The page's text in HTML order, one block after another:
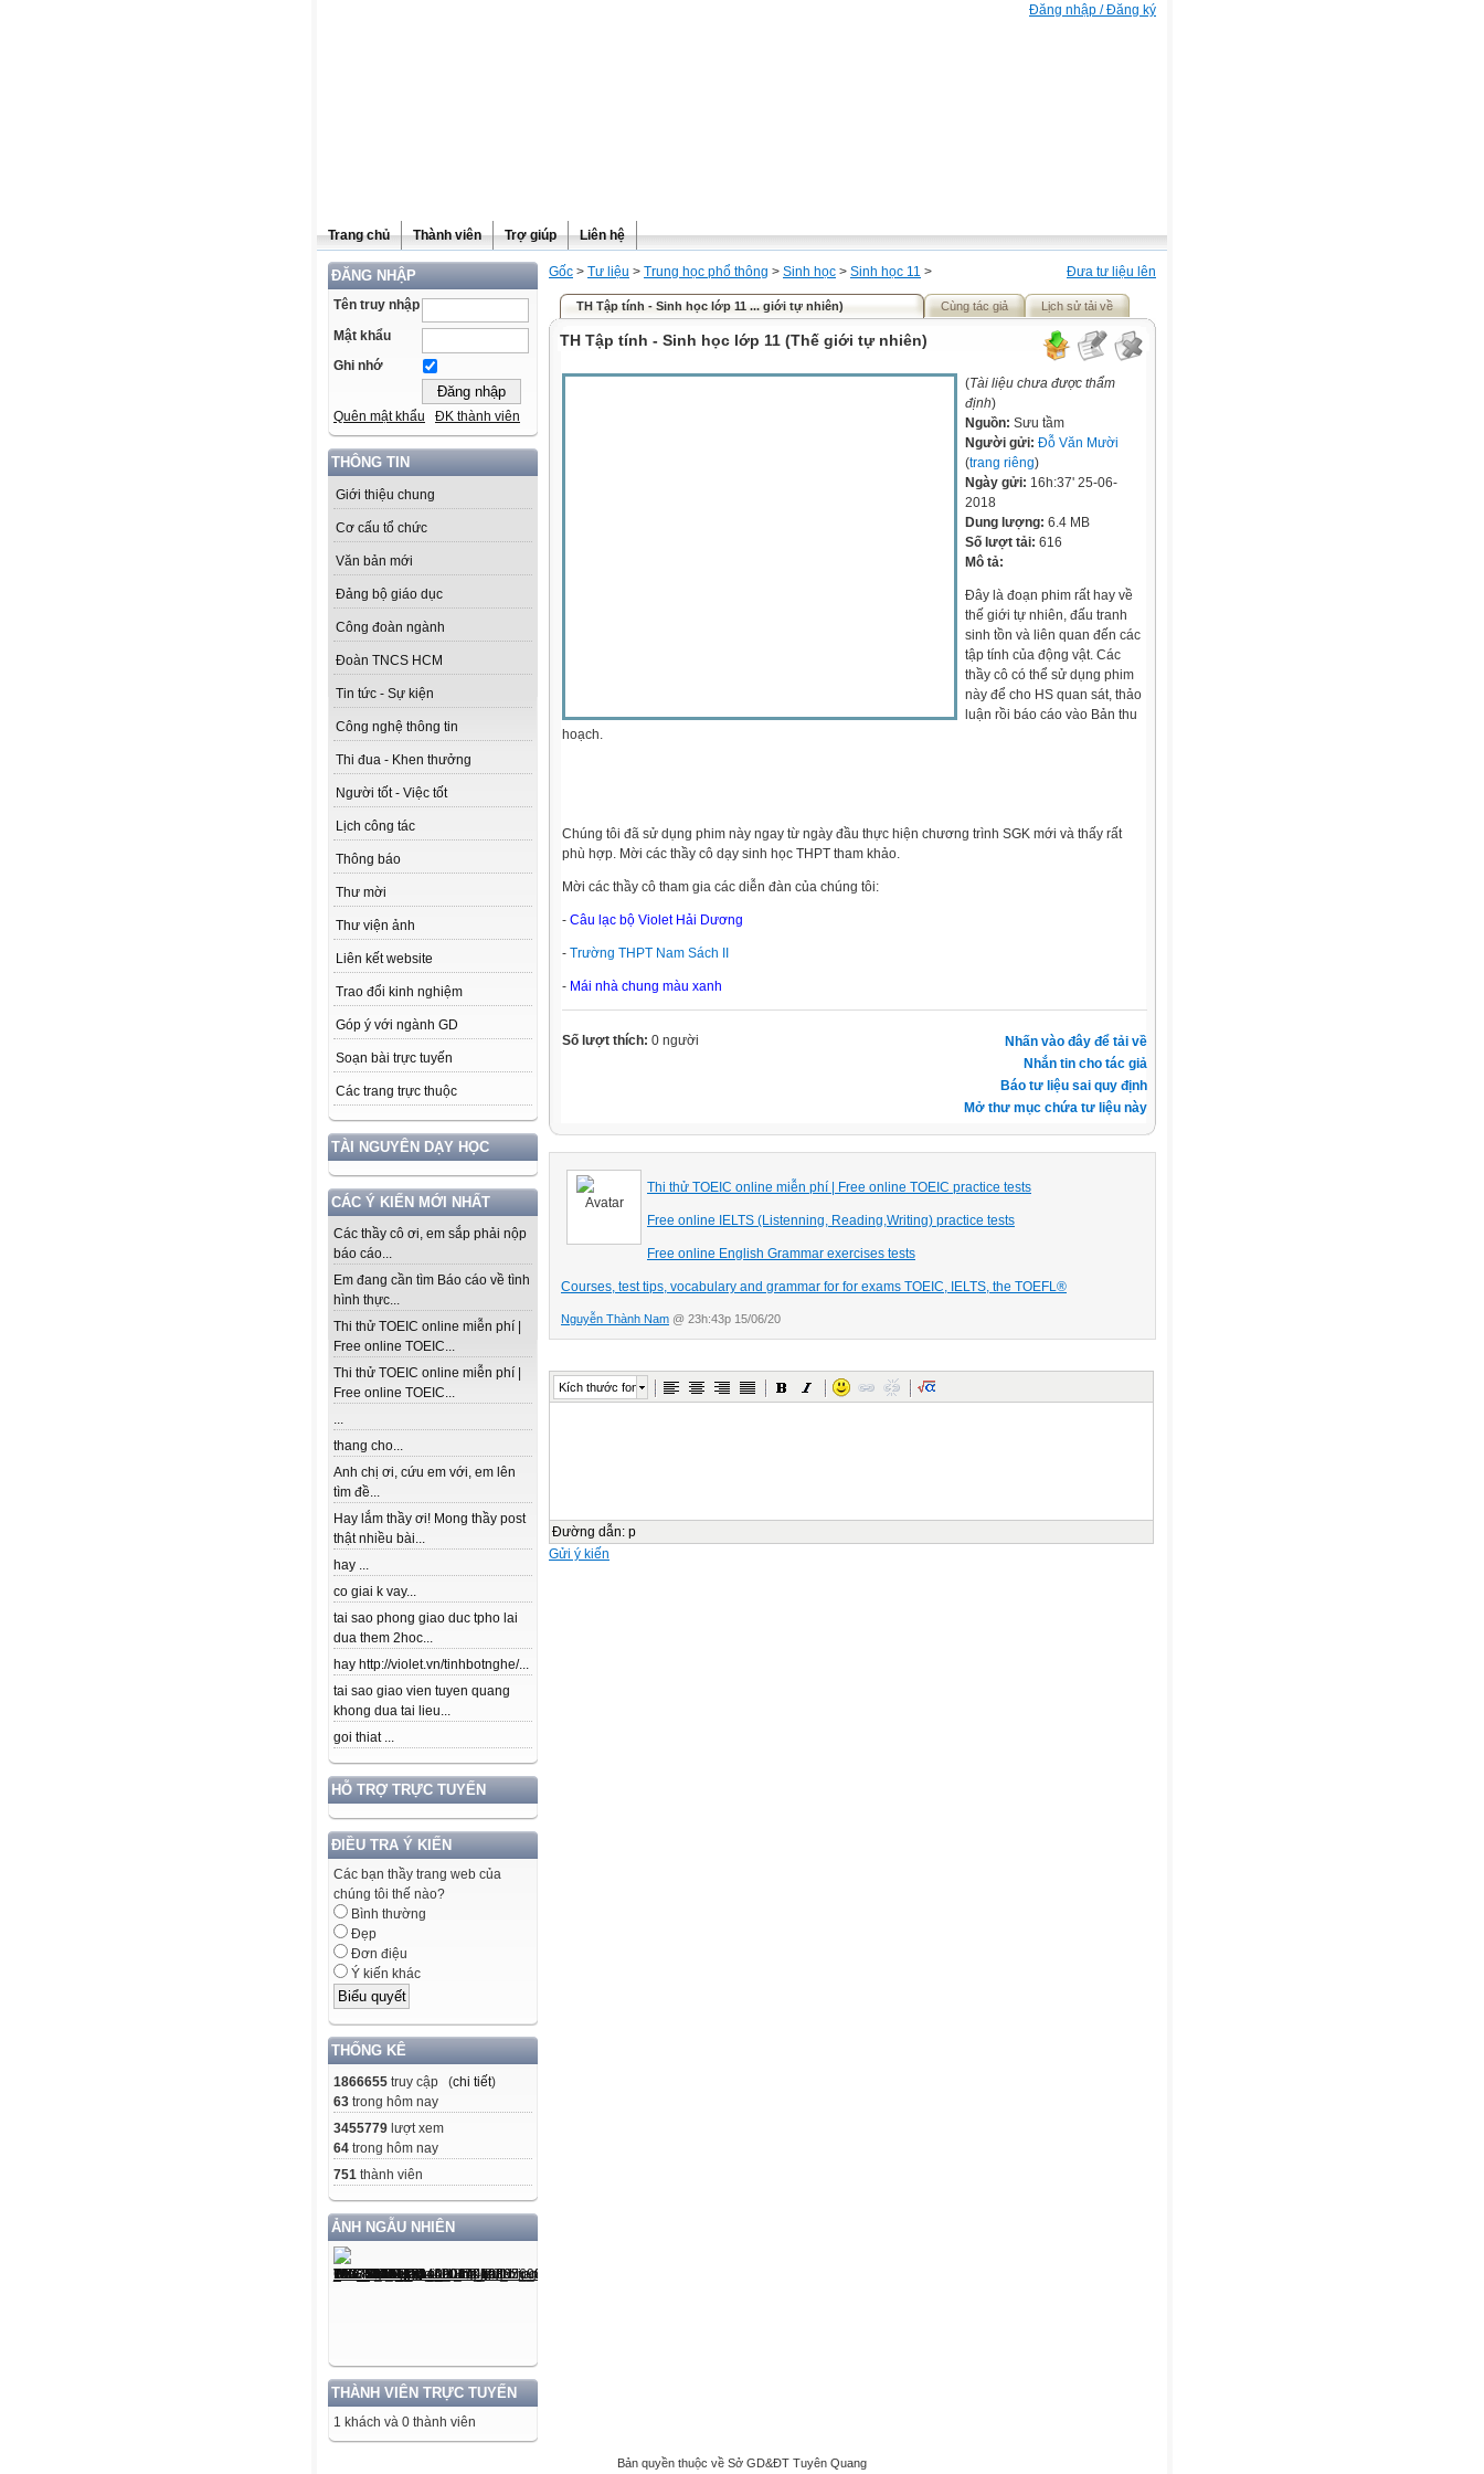
Đăng nhập / Đăng ký
Trang chủ Thành viên Trợ giúp Liên hệ
ĐĂNG NHẬP
Tên truy nhập
Mật khẩu
Ghi nhớ
Quên mật khẩu ĐK thành viên
THÔNG TIN
Giới thiệu chung
Cơ cấu tổ chức
Văn bản mới
Đảng bộ giáo dục
Công đoàn ngành
Đoàn TNCS HCM
Tin tức - Sự kiện
Công nghệ thông tin
Thi đua - Khen thưởng
Người tốt - Việc tốt
Lịch công tác
Thông báo
Thư mời
Thư viện ảnh
Liên kết website
Trao đổi kinh nghiệm
Góp ý với ngành GD
Soạn bài trực tuyến
Các trang trực thuộc
TÀI NGUYÊN DẠY HỌC
CÁC Ý KIẾN MỚI NHẤT
Các thầy cô ơi, em sắp phải nộp
báo cáo...
Em đang cần tìm Báo cáo về tình
hình thực...
Thi thử TOEIC online miễn phí |
Free online TOEIC...
Thi thử TOEIC online miễn phí |
Free online TOEIC...
...
thang cho...
Anh chị ơi, cứu em với, em lên
tìm đề...
Hay lắm thầy ơi! Mong thầy post
thật nhiều bài...
hay ...
co giai k vay...
tai sao phong giao duc tpho lai
dua them 2hoc...
hay http://violet.vn/tinhbotnghe/...
tai sao giao vien tuyen quang
khong dua tai lieu...
goi thiat ...
HỖ TRỢ TRỰC TUYẾN
ĐIỀU TRA Ý KIẾN
Các bạn thầy trang web của
chúng tôi thế nào?
Bình thường
Đẹp
Đơn điệu
Ý kiến khác
THỐNG KÊ
1866655 truy cập (chi tiết)
63 trong hôm nay
3455779 lượt xem
64 trong hôm nay
751 thành viên
ẢNH NGẪU NHIÊN
THÀNH VIÊN TRỰC TUYẾN
1 khách và 0 thành viên
Đưa tư liệu lên
Gốc > Tư liệu > Trung học phổ thông > Sinh học > Sinh học 11 >
TH Tập tính - Sinh học lớp 11 ... giới tự nhiên) Cùng tác giả Lịch sử tải về
TH Tập tính - Sinh học lớp 11 (Thế giới tự nhiên)
(Tài liệu chưa được thẩm
định)
Nguồn: Sưu tầm
Người gửi: Đỗ Văn Mười
(trang riêng)
Ngày gửi: 16h:37' 25-06-
2018
Dung lượng: 6.4 MB
Số lượt tải: 616
Mô tả:
Đây là đoạn phim rất hay về
thế giới tự nhiên, đấu tranh
sinh tồn và liên quan đến các
tập tính của động vật. Các
thầy cô có thể sử dụng phim
này để cho HS quan sát, thảo
luận rồi báo cáo vào Bản thu
hoạch.
Chúng tôi đã sử dụng phim này ngay từ ngày đầu thực hiện chương trình SGK mới và thấy rất
phù hợp. Mời các thầy cô dạy sinh học THPT tham khảo.
Mời các thầy cô tham gia các diễn đàn của chúng tôi:
- Câu lạc bộ Violet Hải Dương
- Trường THPT Nam Sách II
- Mái nhà chung màu xanh
Nhấn vào đây để tải về
Nhắn tin cho tác giả
Báo tư liệu sai quy định
Mở thư mục chứa tư liệu này
Số lượt thích: 0 người
Thi thử TOEIC online miễn phí | Free online TOEIC practice tests
Free online IELTS (Listenning, Reading,Writing) practice tests
Free online English Grammar exercises tests
Courses, test tips, vocabulary and grammar for for exams TOEIC, IELTS, the TOEFL®
Nguyễn Thành Nam @ 23h:43p 15/06/20
Kích thước font
Đường dẫn: p
Gửi ý kiến
Bản quyền thuộc về Sở GD&ĐT Tuyên Quang